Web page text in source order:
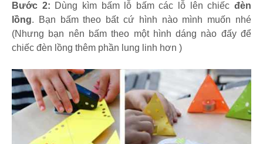
Bước 2: Dùng kìm bấm lỗ bấm các lỗ lên chiếc đèn
lồng. Bạn bấm theo bất cứ hình nào mình muốn nhé
(Nhưng bạn nên bấm theo một hình dáng nào đấy để
chiếc đèn lồng thêm phần lung linh hơn )